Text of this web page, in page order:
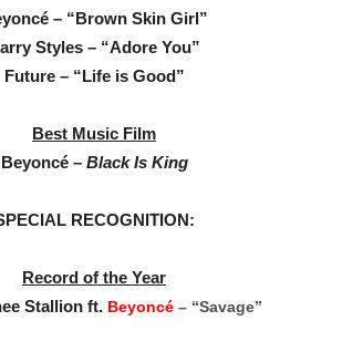
– “Brown Skin Girl”
Styles – “Adore You”
Future – “Life is Good”
Best Music Film
Beyoncé –Black Is King
RECOGNITION:
Record of the Year
Stallion ft. Beyoncé – “Savage”